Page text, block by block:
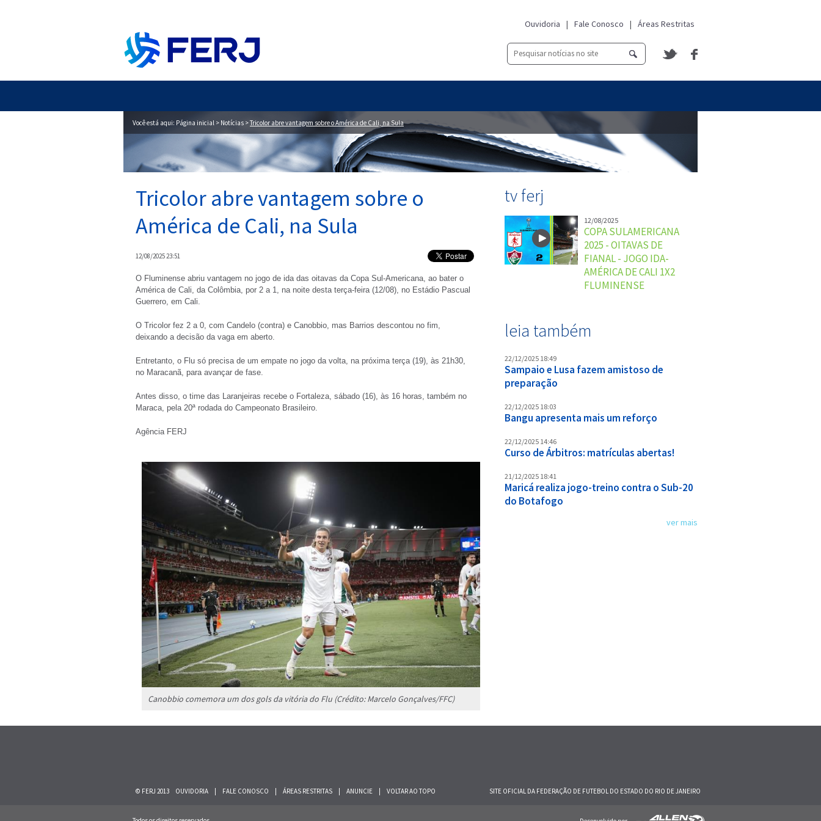
Ouvidoria | Fale Conosco | Áreas Restritas
Você está aqui: Página inicial > Notícias >Tricolor abre vantagem sobre o América de Cali, na Sula
Tricolor abre vantagem sobre o
América de Cali, na Sula
12/08/2025 23:51
O Fluminense abriu vantagem no jogo de ida das oitavas da Copa Sul-Americana, ao bater o
América de Cali, da Colômbia, por 2 a 1, na noite desta terça-feira (12/08), no Estádio Pascual
Guerrero, em Cali.
O Tricolor fez 2 a 0, com Candelo (contra) e Canobbio, mas Barrios descontou no fim,
deixando a decisão da vaga em aberto.
Entretanto, o Flu só precisa de um empate no jogo da volta, na próxima terça (19), às 21h30,
no Maracanã, para avançar de fase.
Antes disso, o time das Laranjeiras recebe o Fortaleza, sábado (16), às 16 horas, também no
Maraca, pela 20ª rodada do Campeonato Brasileiro.
Agência FERJ
Canobbio comemora um dos gols da vitória do Flu (Crédito: Marcelo Gonçalves/FFC)
tv ferj
12/08/2025
COPA SULAMERICANA
2025 - OITAVAS DE
FIANAL - JOGO IDA-
AMÉRICA DE CALI 1X2
FLUMINENSE
leia também
22/12/2025 18:49
Sampaio e Lusa fazem amistoso de
preparação
22/12/2025 18:03
Bangu apresenta mais um reforço
22/12/2025 14:46
Curso de Árbitros: matrículas abertas!
21/12/2025 18:41
Maricá realiza jogo-treino contra o Sub-20
do Botafogo
ver mais
© FERJ 2013 OUVIDORIA | FALE CONOSCO | ÁREAS RESTRITAS | ANUNCIE | VOLTAR AO TOPO SITE OFICIAL DA FEDERAÇÃO DE FUTEBOL DO ESTADO DO RIO DE JANEIRO